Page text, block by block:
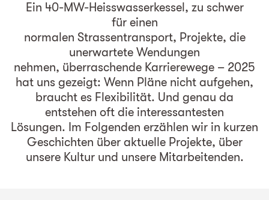
Ein 40-MW-Heisswasserkessel, zu schwer
für einen
normalen Strassentransport, Projekte, die
unerwartete Wendungen
nehmen, überraschende Karrierewege – 2025
hat uns gezeigt: Wenn Pläne nicht aufgehen,
braucht es Flexibilität. Und genau da
entstehen oft die interessantesten
Lösungen. Im Folgenden erzählen wir in kurzen
Geschichten über aktuelle Projekte, über
unsere Kultur und unsere Mitarbeitenden.